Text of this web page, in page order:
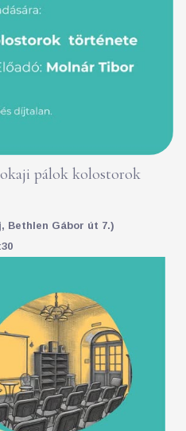
pálok kolostorok
Bethlen Gábor út 7.)